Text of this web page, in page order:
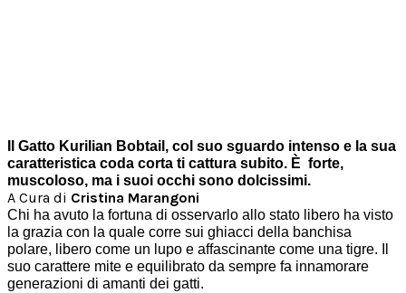
Il Gatto Kurilian Bobtail, col suo sguardo intenso e la sua
caratteristica coda corta ti cattura subito. È forte,
muscoloso, ma i suoi occhi sono dolcissimi.
A Cura di Cristina Marangoni
Chi ha avuto la fortuna di osservarlo allo stato libero ha visto
la grazia con la quale corre sui ghiacci della banchisa
polare, libero come un lupo e affascinante come una tigre. Il
suo carattere mite e equilibrato da sempre fa innamorare
generazioni di amanti dei gatti.